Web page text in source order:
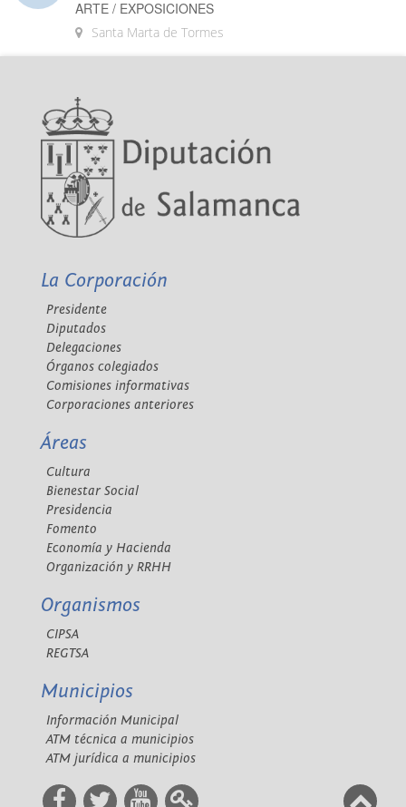
ARTE / EXPOSICIONES
Santa Marta de Tormes
La Corporación
Presidente
Diputados
Delegaciones
Órganos colegiados
Comisiones informativas
Corporaciones anteriores
Áreas
Cultura
Bienestar Social
Presidencia
Fomento
Economía y Hacienda
Organización y RRHH
Organismos
CIPSA
REGTSA
Municipios
Información Municipal
ATM técnica a municipios
ATM jurídica a municipios